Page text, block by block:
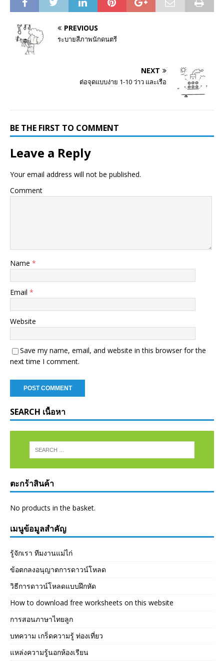
PREVIOUS
ระบายสีภาพนักดนตรี
NEXT
ต่อจุดแบบง่าย 1-10 ว่าว และเรือ
BE THE FIRST TO COMMENT
Leave a Reply
Your email address will not be published.
Comment
Name *
Email *
Website
Save my name, email, and website in this browser for the
next time I comment.
SEARCH เนื้อหา
ตะกร้าสินค้า
No products in the basket.
เมนูข้อมูลสำคัญ
รู้จักเรา ทีมงานแม่ไก่
ข้อตกลงอนุญาตการดาวน์โหลด
วิธีการดาวน์โหลดแบบฝึกหัด
How to download free worksheets on this website
การสอนภาษาไทยลูก
บทความ เกร็ดความรู้ ท่องเที่ยว
แหล่งความรู้นอกห้องเรียน